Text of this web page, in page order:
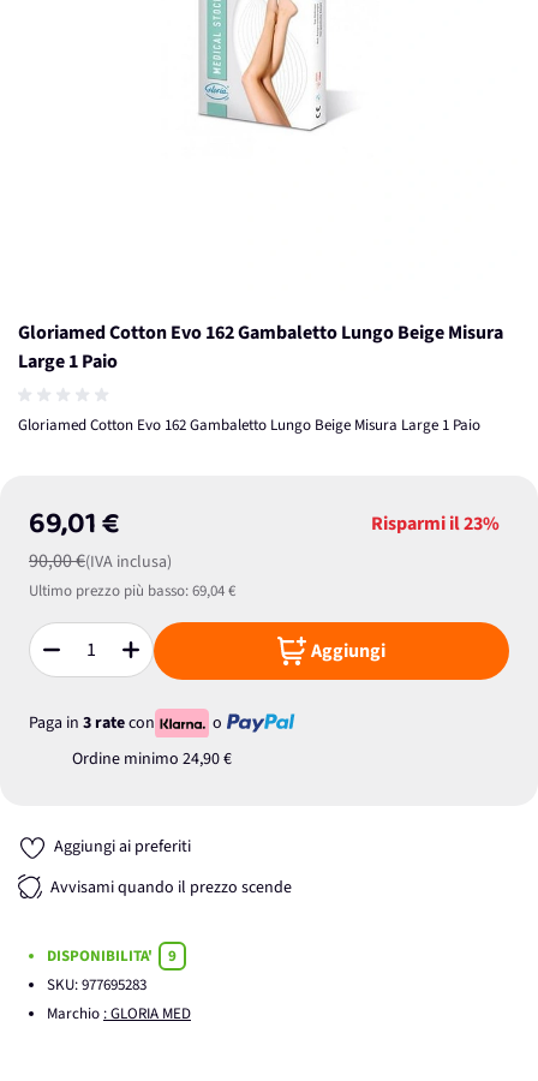
Gloriamed Cotton Evo 162 Gambaletto Lungo Beige Misura
Large 1 Paio
Gloriamed Cotton Evo 162 Gambaletto Lungo Beige Misura Large 1 Paio
69,01 €
90,00 €(IVA inclusa)
Risparmi il23%
Ultimo prezzo più basso:69,04 €
Quantità Aggiungi
Paga in 3 ratecon
o
Ordine minimo 24,90 €
Aggiungi ai preferiti
Avvisami quando il prezzo scende
DISPONIBILITA'
9
SKU:977695283
Marchio : GLORIA MED